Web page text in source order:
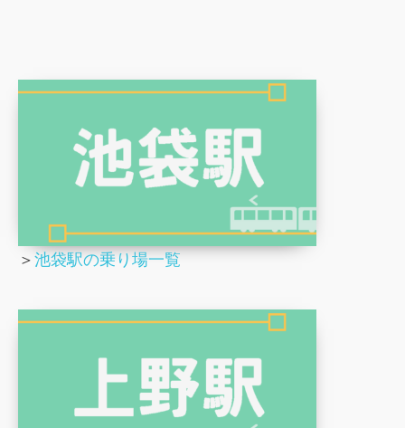
＞ 池袋駅の乗り場一覧